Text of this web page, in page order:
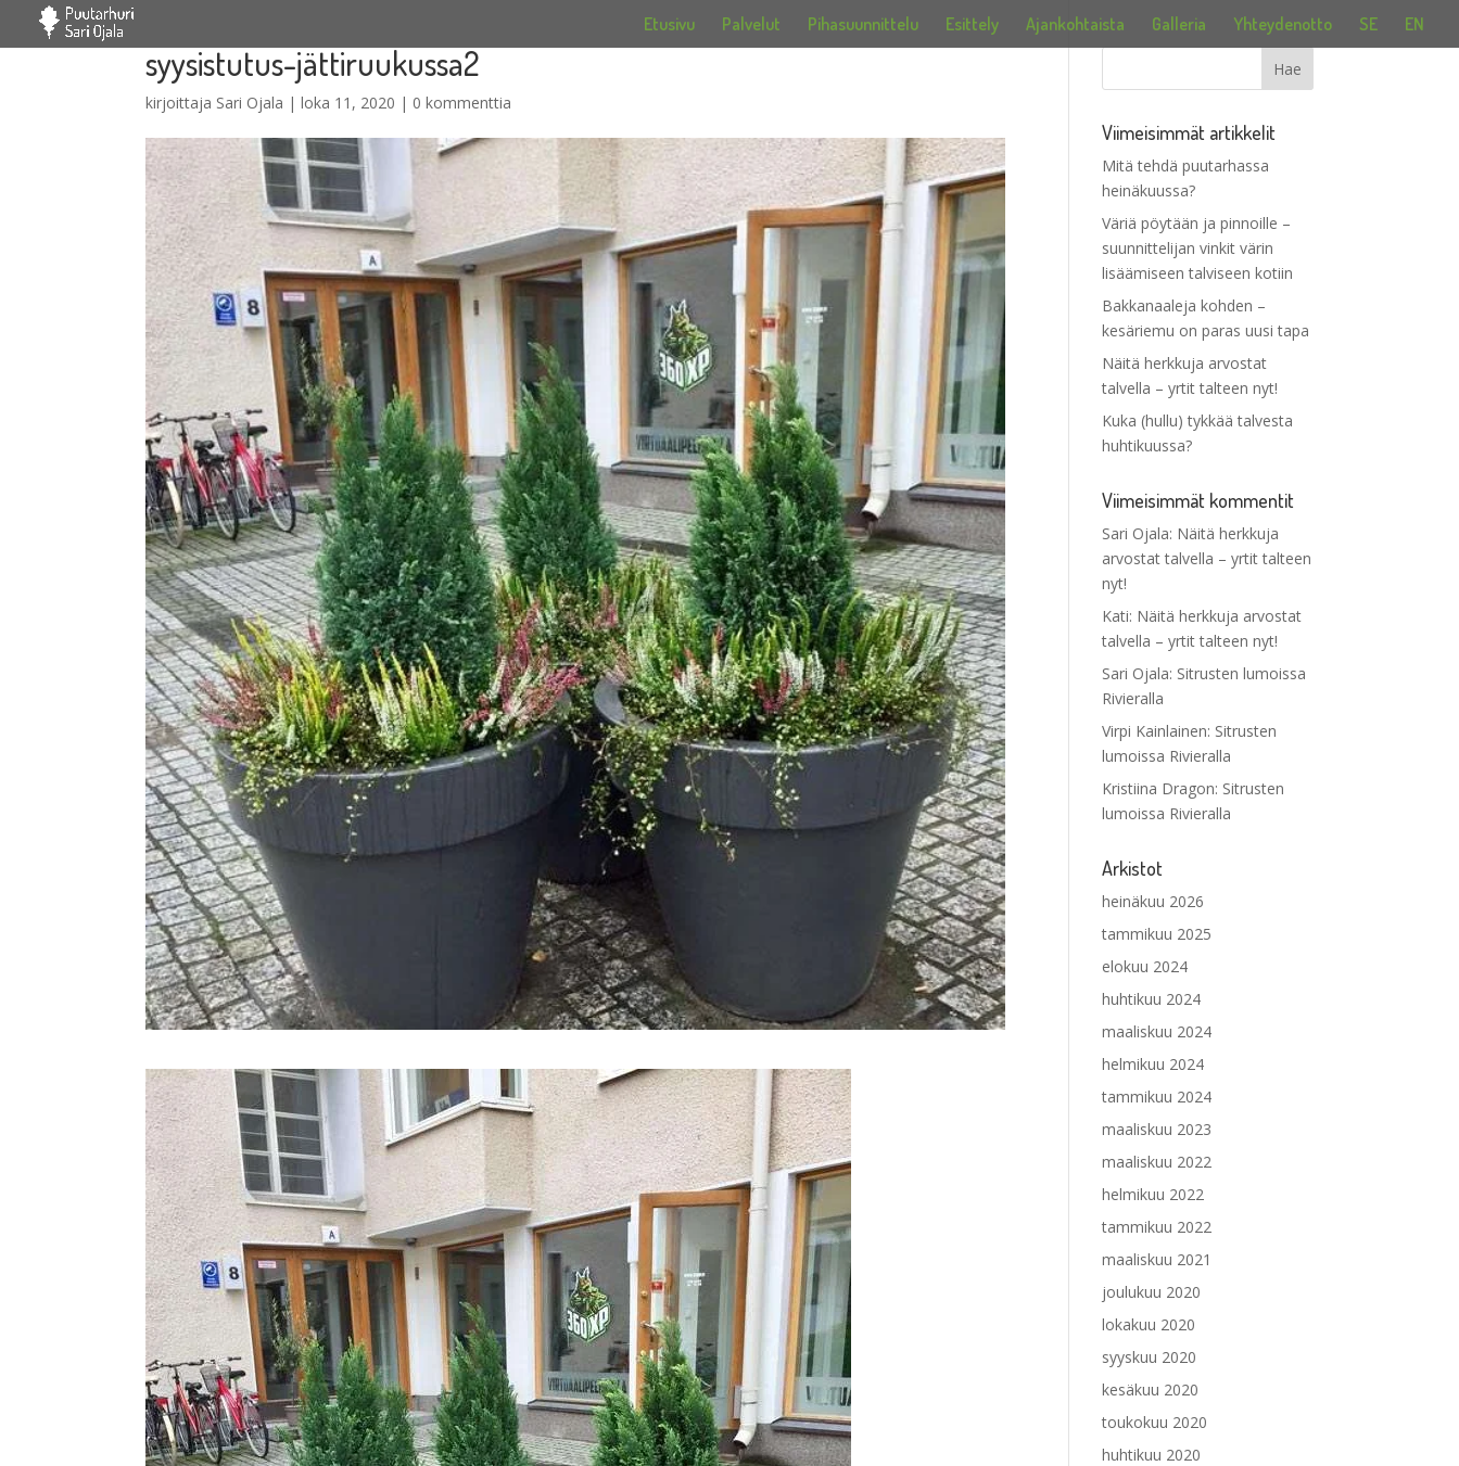
Etusivu Palvelut Pihasuunnittelu Esittely Ajankohtaista Galleria Yhteydenotto SE EN
syysistutus-jättiruukussa2
kirjoittaja Sari Ojala |loka 11, 2020 | 0 kommenttia
Viimeisimmät artikkelit
Mitä tehdä puutarhassa
heinäkuussa?
Väriä pöytään ja pinnoille –
suunnittelijan vinkit värin
lisäämiseen talviseen kotiin
Bakkanaaleja kohden –
kesäriemu on paras uusi tapa
Näitä herkkuja arvostat
talvella – yrtit talteen nyt!
Kuka (hullu) tykkää talvesta
huhtikuussa?
Viimeisimmät kommentit
Sari Ojala: Näitä herkkuja
arvostat talvella – yrtit talteen
nyt!
Kati: Näitä herkkuja arvostat
talvella – yrtit talteen nyt!
Sari Ojala: Sitrusten lumoissa
Rivieralla
Virpi Kainlainen: Sitrusten
lumoissa Rivieralla
Kristiina Dragon: Sitrusten
lumoissa Rivieralla
Arkistot
heinäkuu 2026
tammikuu 2025
elokuu 2024
huhtikuu 2024
maaliskuu 2024
helmikuu 2024
tammikuu 2024
maaliskuu 2023
maaliskuu 2022
helmikuu 2022
tammikuu 2022
maaliskuu 2021
joulukuu 2020
lokakuu 2020
syyskuu 2020
kesäkuu 2020
toukokuu 2020
huhtikuu 2020